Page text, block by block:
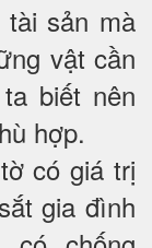
sản mà
vật cần
biết nên
hợp.
có giá trị
gia đình